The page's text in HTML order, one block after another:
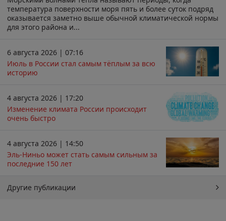
температура поверхности моря пять и более суток подряд
оказывается заметно выше обычной климатической нормы
для этого района и...
6 августа 2026 | 07:16
Июль в России стал самым тёплым за всю
историю
4 августа 2026 | 17:20
Изменение климата России происходит
очень быстро
4 августа 2026 | 14:50
Эль-Ниньо может стать самым сильным за
последние 150 лет
Другие публикации